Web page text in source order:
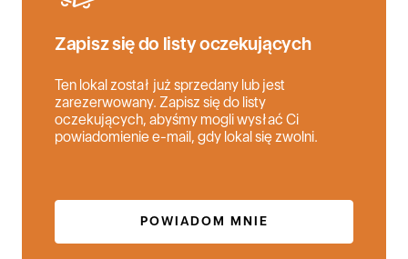
Zapisz się do listy oczekujących
Ten lokal został już sprzedany lub jest
zarezerwowany. Zapisz się do listy
oczekujących, abyśmy mogli wysłać Ci
powiadomienie e-mail, gdy lokal się zwolni.
POWIADOM MNIE